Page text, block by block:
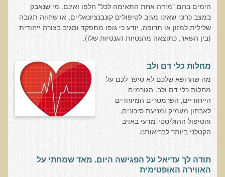
פליאו-אנתרופולוגיה ותזונת האדם
רכישת סדנת פליאו-אנתרופולוגיה ותזונת האדם
נפש בריאה במוח בריא
רכישת סדנת נפש בריאה במוח בריא
המזון: תרופה או מניעה
רכישת סדנת המזון: תרופה או מניעה
מתכות רעילות
רכישת סדנת מתכות רעילות
האבחון הקליני והטיפול בבעיות של חילוף חומרים
הימים בהם "מידה אחת התאימה לכל" חלפו ואינם. מי שנאבק
במצב כרוני שאינו מגיב לטיפולים קונבנציונאליים, או שחווה תגובה
שלילית למזון או תרופה, יודע כי גופו מתפקד ומגיב בצורה ייחודית
(בין השאר, כתוצאה מהנטיות הגנטיות שלו).
מחלות כלי דם ולב
מה שהרופא שלכם לא סיפר לכם על
מחלות כלי דם ולב. הגורמים
הייחודיים, הפרמטרים המיוחדים
לאבחון מעמיק ומניעת סיכונים,
והטיפול ההוליסטי-מדעי באויב
הקטלני ביותר לבריאותנו.
​תודה לך עדיאל על הפגישה היום. מאד שמחתי על
האווירה האופטימית